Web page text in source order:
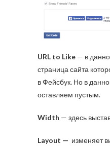
URL to Like — в
страница сайта
в Фейсбук. Но в
оставляем пустым.
Width — здесь
Layout — изменяет